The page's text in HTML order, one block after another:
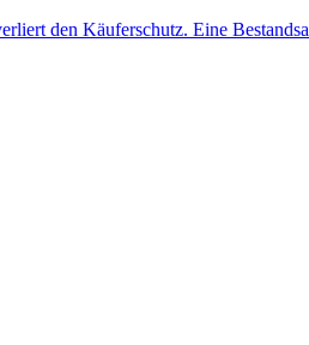
den Käuferschutz. Eine